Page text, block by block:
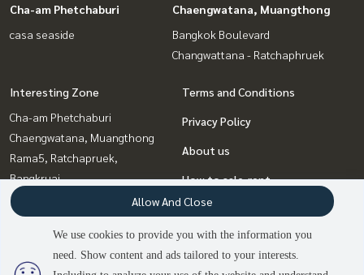
Cha-am Phetchaburi
casa seaside
Chaengwatana, Muangthong
Bangkok Boulevard
Changwattana - Ratchaphruek
Interesting Zone
Cha-am Phetchaburi
Chaengwatana, Muangthong
Rama5, Ratchapruek,
Bangkruai
Rama3 (Riverside),Satupadit
Vipawadee, Don Mueang, Lak
Pinklao, Charansanitwong
Terms and Conditions
Privacy Policy
About us
How to sale-rent
Contact
We use cookies to provide you with the information you
need. Show content and ads tailored to your interests.
Allow And Close